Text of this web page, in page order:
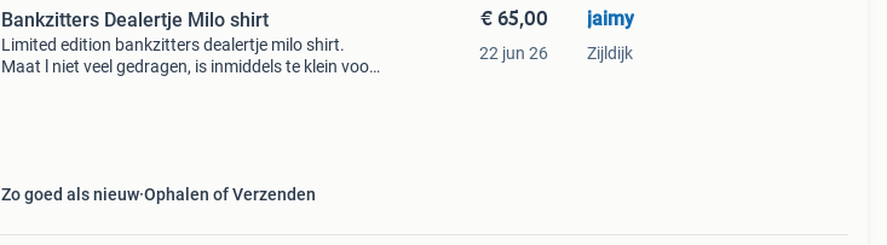
Bankzitters Dealertje Milo shirt
Limited edition bankzitters dealertje milo shirt.
Maat l niet veel gedragen, is inmiddels te klein voor
Zo goed als nieuw Ophalen of Verzenden
€ 65,00
22 jun 26
jaimy
Zijldijk